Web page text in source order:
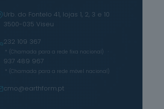
Urb. do Fontelo 41, lojas 1, 2, 3 e 10
3500-035 Viseu
232 109 367
* (Chamada para a rede fixa nacional)
937 489 967
* (Chamada para a rede móvel nacional)
cmo@earthform.pt